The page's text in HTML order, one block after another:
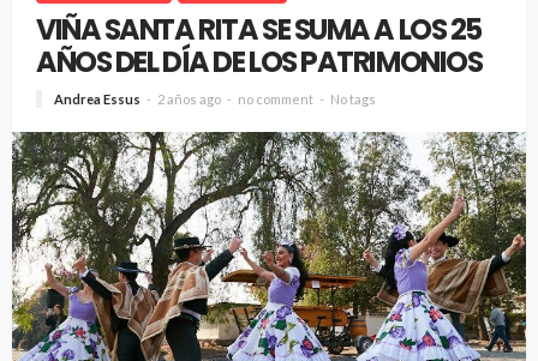
VIÑA SANTA RITA SE SUMA A LOS 25
AÑOS DEL DÍA DE LOS PATRIMONIOS
Andrea Essus 2 años ago no comment No tags